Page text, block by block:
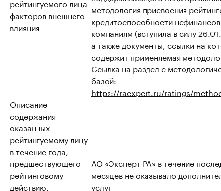
рейтингуемого лица
факторов внешнего
влияния
методология присвоения
кредитоспособности
компаниям (вступила в силу
а также документы, ссылки на
содержит применяемая
Ссылка на раздел с
базой:
https://raexpert.ru/ratings/
Описание
содержания
оказанных
рейтингуемому лицу
в течение года,
предшествующего
рейтинговому
действию,
АО «Эксперт РА» в течение
месяцев не оказывало
услуг